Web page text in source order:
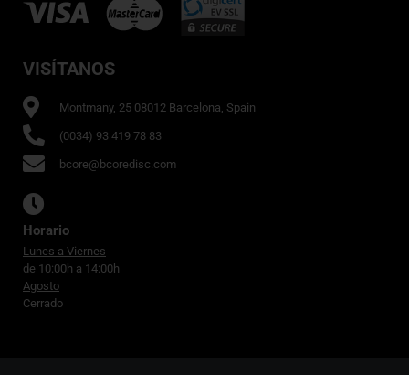
VISÍTANOS
Montmany, 25 08012 Barcelona, Spain
(0034) 93 419 78 83
bcore@bcoredisc.com
Horario
Lunes a Viernes
de 10:00h a 14:00h
Agosto
Cerrado